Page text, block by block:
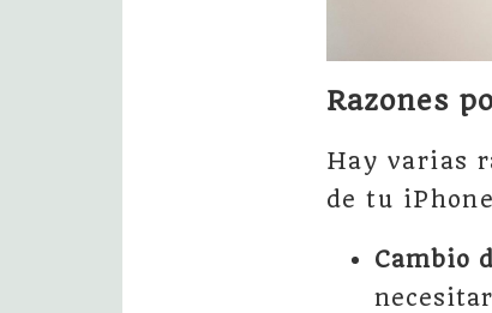
Razones
Hay varias
de tu
Cambio